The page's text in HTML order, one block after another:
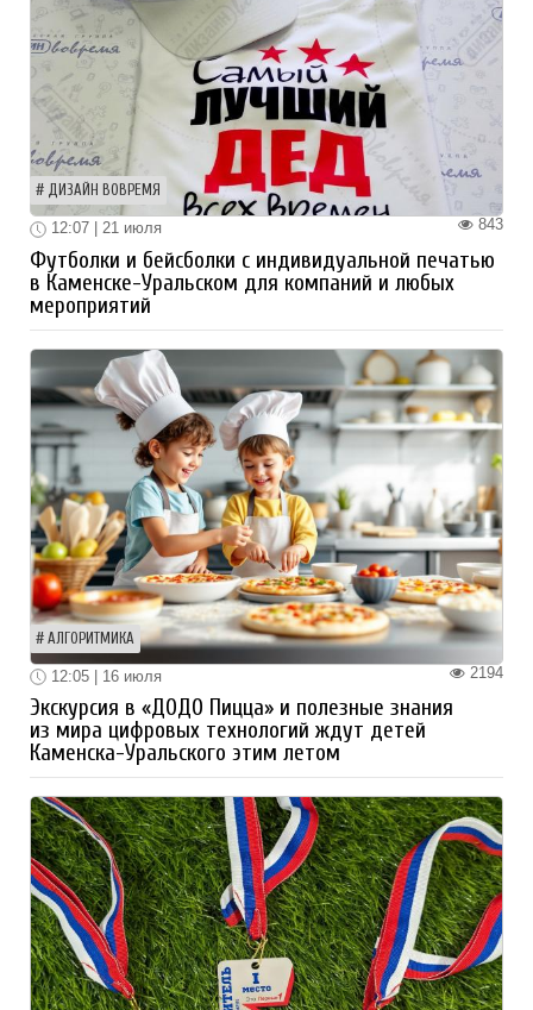
ДИЗАЙН ВОВРЕМЯ
843
12:07 | 21 июля
Футболки и бейсболки с индивидуальной печатью
в Каменске-Уральском для компаний и любых
мероприятий
АЛГОРИТМИКА
2194
12:05 | 16 июля
Экскурсия в «ДОДО Пицца» и полезные знания
из мира цифровых технологий ждут детей
Каменска-Уральского этим летом